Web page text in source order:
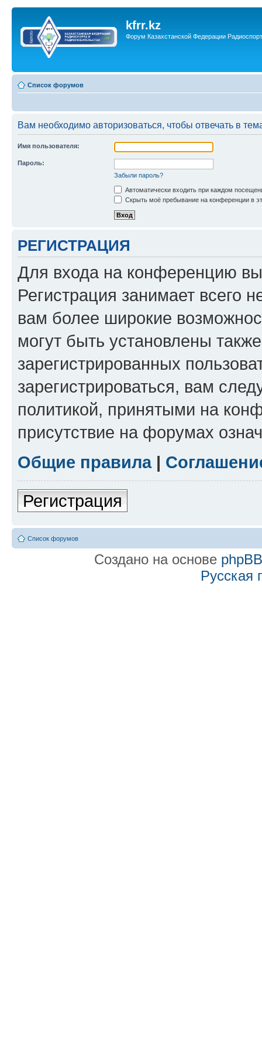
kfrr.kz
Форум Казахстанской Федерации
Список форумов
Вам необходимо авторизоваться, чтобы отвечать в
Имя пользователя:
Пароль:
Забыли пароль?
Автоматически входить при каждом
Скрыть моё пребывание на конференции в
РЕГИСТРАЦИЯ
Для входа на конференцию
Регистрация занимает всего
вам более широкие
могут быть установлены
зарегистрированных
зарегистрироваться, вам
политикой, принятыми на
присутствие на форумах
Общие правила|
Регистрация
Список форумов
Создано на основе phpBB
Русская